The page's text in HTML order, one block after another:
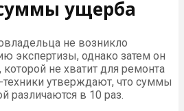
ущерба
не возникло
экспертизы, однако затем он
не хватит для ремонта
утверждают, что суммы
различаются в 10 раз.